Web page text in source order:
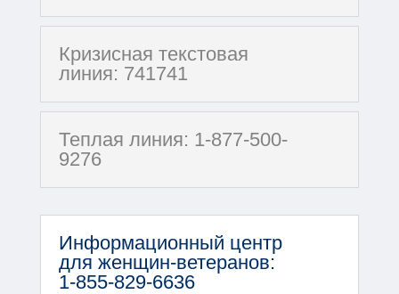
Кризисная текстовая
линия: 741741
Теплая линия: 1-877-500-
9276
Информационный центр
для женщин-ветеранов:
1-855-829-6636